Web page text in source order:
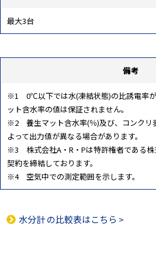
最大3台
備考
※1 0℃以下では水(凍結状態)の比誘電率
ット含水率の値は保証されません。
※2 養生マット含水率(％)及び、コンクリ
よって出力値が異なる場合があります。
※3 株式会社A・R・Pは特許権者である株
契約を締結しております。
※4 空気中での測定範囲を示します。
水分計の比較表はこちら >